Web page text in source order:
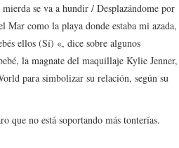
se va a hundir / Desplazándome por
como la playa donde estaba mi azada,
ellos (Sí) «, dice sobre algunos
la magnate del maquillaje Kylie Jenner,
para simbolizar su relación, según su
que no está soportando más tonterías.